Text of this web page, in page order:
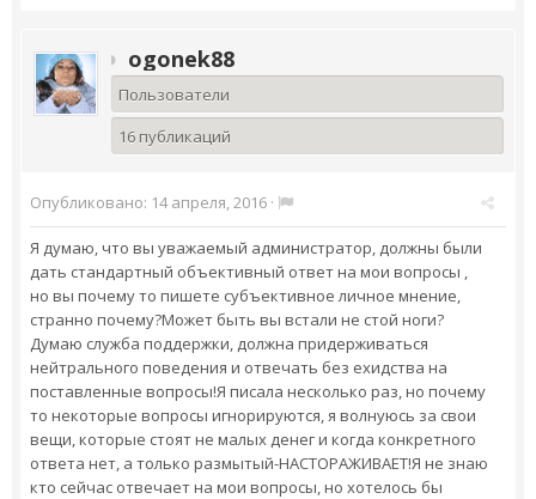
ogonek88
Пользователи
16 публикаций
Опубликовано: 14 апреля, 2016 ·
Я думаю, что вы уважаемый администратор, должны были
дать стандартный объективный ответ на мои вопросы ,
но вы почему то пишете субъективное личное мнение,
странно почему?Может быть вы встали не стой ноги?
Думаю служба поддержки, должна придерживаться
нейтрального поведения и отвечать без ехидства на
поставленные вопросы!Я писала несколько раз, но почему
то некоторые вопросы игнорируются, я волнуюсь за свои
вещи, которые стоят не малых денег и когда конкретного
ответа нет, а только размытый-НАСТОРАЖИВАЕТ!Я не знаю
кто сейчас отвечает на мои вопросы, но хотелось бы